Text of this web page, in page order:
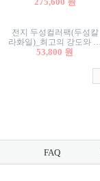
전지 두성컬러팩(두성칼
라화일)_최고의 강도와 평
활성을 지닌 다양한 컬러
53,800 원
FAQ